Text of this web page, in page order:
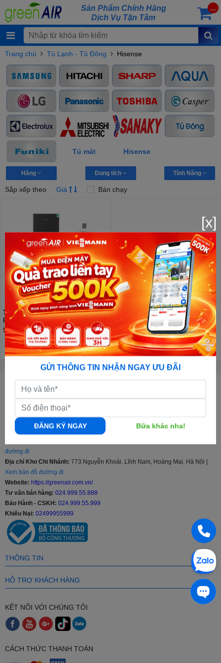
Sản Phẩm Chính Hãng
Dịch Vụ Tận Tâm
...
Trang chủ Tủ Lạnh - Tủ Đông Hisense
Tủ mát Hisense
Hãng Dung tích Tính Năng
Sắp xếp theo Giá Bán chạy
Tủ lạnh Hisense Inverter 249 lít
RT328N4EBND
5.990.000đ
CÔNG TY CỔ PHẦN GREENAIR VIỆT NAM
GPKD:0108011247 - Ngày cấp: 05/10/2017 - Nơi cấp: Sở KH & ĐT TP.Hà
Địa chỉ Văn Phòng:Số 50, đường số 23, khu đô thị Thành Phố Giao Lưu,
Phạm Văn Đồng, Bắc Từ Liêm, Hà Nội |
Xem bản đồ đường đi
đường đi
Địa chỉ Kho Chi Nhánh: 773 Nguyễn Khoái, Lĩnh Nam, Hoàng Mai, Hà Nội |
Xem bản đồ đường đi
Website: https://greenair.com.vn/
Tư vấn bán hàng: 024.999.55.888
Bảo Hành - CSKH: 024.999.55.999
Khiếu Nại: 02499955999
THÔNG TIN
HỖ TRỢ KHÁCH HÀNG
KẾT NỐI VỚI CHÚNG TÔI
CÁCH THỨC THANH TOÁN
[x]
GỬI THÔNG TIN NHẬN NGAY ƯU ĐÃI
ĐĂNG KÝ NGAY Bữa khác nha!